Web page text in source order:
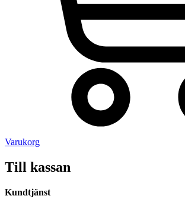
Varukorg
Till kassan
Kundtjänst